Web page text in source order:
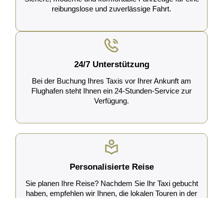
reibungslose und zuverlässige Fahrt.
24/7 Unterstützung
Bei der Buchung Ihres Taxis vor Ihrer Ankunft am
Flughafen steht Ihnen ein 24-Stunden-Service zur
Verfügung.
Personalisierte Reise
Sie planen Ihre Reise? Nachdem Sie Ihr Taxi gebucht
haben, empfehlen wir Ihnen, die lokalen Touren in der